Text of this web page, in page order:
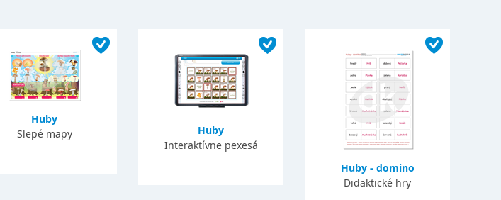
Huby
Slepé mapy
Huby
Interaktívne pexesá
Huby - domino
Didaktické hry